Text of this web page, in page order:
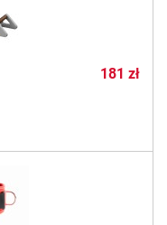
181 zł